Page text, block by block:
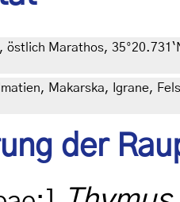
östlich Marathos,
Makarska, Igrane,
der